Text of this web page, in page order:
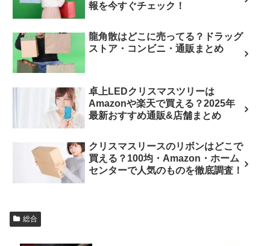
報を今すぐチェック！
龍角散はどこに売ってる？ドラッグ
ストア・コンビニ・通販まとめ
卓上LEDクリスマスツリーは
Amazonや楽天で買える？2025年
最新おすすめ通販&店舗まとめ
クリスマスリースのリボンはどこで
買える？100均・Amazon・ホーム
センターで人気のものを徹底調査！
総合